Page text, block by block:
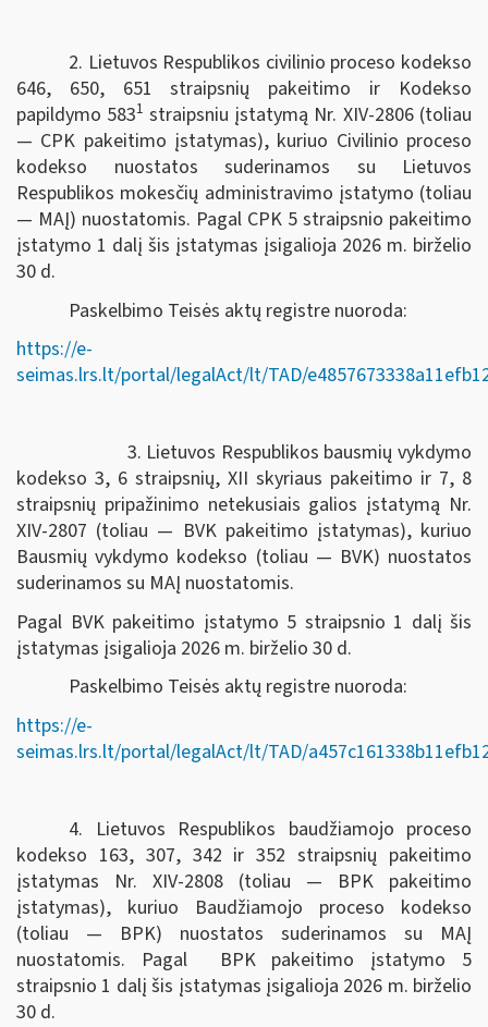
2. Lietuvos Respublikos civilinio proceso kodekso
646, 650, 651 straipsnių pakeitimo ir Kodekso
papildymo 5831 straipsniu įstatymą Nr. XIV-2806 (toliau
— CPK pakeitimo įstatymas), kuriuo Civilinio proceso
kodekso nuostatos suderinamos su Lietuvos
Respublikos mokesčių administravimo įstatymo (toliau
— MAĮ) nuostatomis. Pagal CPK 5 straipsnio pakeitimo
įstatymo 1 dalį šis įstatymas įsigalioja 2026 m. birželio
30 d.
Paskelbimo Teisės aktų registre nuoroda:
https://e-
seimas.lrs.lt/portal/legalAct/lt/TAD/
3. Lietuvos Respublikos bausmių vykdymo
kodekso 3, 6 straipsnių, XII skyriaus pakeitimo ir 7, 8
straipsnių pripažinimo netekusiais galios įstatymą Nr.
XIV-2807 (toliau — BVK pakeitimo įstatymas), kuriuo
Bausmių vykdymo kodekso (toliau — BVK) nuostatos
suderinamos su MAĮ nuostatomis.
Pagal BVK pakeitimo įstatymo 5 straipsnio 1 dalį šis
įstatymas įsigalioja 2026 m. birželio 30 d.
Paskelbimo Teisės aktų registre nuoroda:
https://e-
seimas.lrs.lt/portal/legalAct/lt/TAD/
4. Lietuvos Respublikos baudžiamojo proceso
kodekso 163, 307, 342 ir 352 straipsnių pakeitimo
įstatymas Nr. XIV-2808 (toliau — BPK pakeitimo
įstatymas), kuriuo Baudžiamojo proceso kodekso
(toliau — BPK) nuostatos suderinamos su MAĮ
nuostatomis. Pagal BPK pakeitimo įstatymo 5
straipsnio 1 dalį šis įstatymas įsigalioja 2026 m. birželio
30 d.